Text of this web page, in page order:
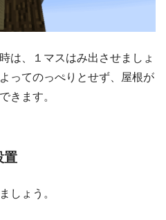
は、１マスはみ出させましょ
ってのっぺりとせず、屋根が
きます。
置
しょう。